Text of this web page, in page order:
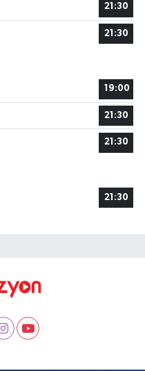
21:30
21:30
19:00
21:30
21:30
21:30